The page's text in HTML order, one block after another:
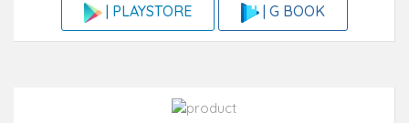
| PLAYSTORE | G BOOK